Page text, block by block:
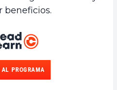
beneficios.
PROGRAMA